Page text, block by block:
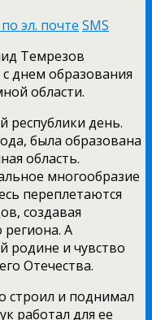
эл. почте SMS
Темрезов
днем образования
области.
республики день.
была образована
область.
многообразие
переплетаются
создавая
А
родине и чувство
Отечества.
строил и поднимал
работал для ее